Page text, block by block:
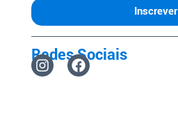
Inscrever
Redes Sociais